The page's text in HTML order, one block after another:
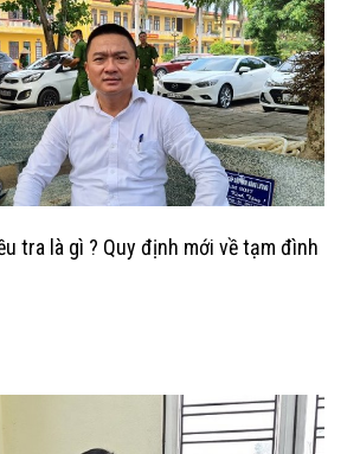
tra là gì ? Quy định mới về tạm đình